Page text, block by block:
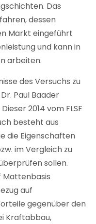
Das
dessen
Markt eingeführt
und kann in
arbeiten.
des Versuchs zu
Paul Baader
2014 vom FLSF
besteht aus
die Eigenschaften
im Vergleich zu
sollen.
Mattenbasis
auf
gegenüber den
Kraftabbau,